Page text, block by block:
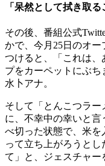
「呆然として拭き取
その後、番組公式
かで、今月25日のオ
つけると、「これは
プをカーペットにぶ
水卜アナ。
そして「とんこつラ
に、不幸中の幸いと
べ切った状態で、米を
って立ち上がろうと
て」と、ジェスチャー